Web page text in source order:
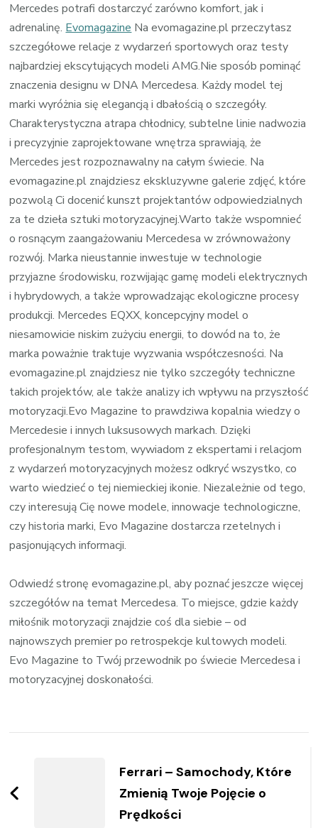
Mercedes potrafi dostarczyć zarówno komfort, jak i
adrenalinę. Evomagazine Na evomagazine.pl przeczytasz
szczegółowe relacje z wydarzeń sportowych oraz testy
najbardziej ekscytujących modeli AMG.Nie sposób pominąć
znaczenia designu w DNA Mercedesa. Każdy model tej
marki wyróżnia się elegancją i dbałością o szczegóły.
Charakterystyczna atrapa chłodnicy, subtelne linie nadwozia
i precyzyjnie zaprojektowane wnętrza sprawiają, że
Mercedes jest rozpoznawalny na całym świecie. Na
evomagazine.pl znajdziesz ekskluzywne galerie zdjęć, które
pozwolą Ci docenić kunszt projektantów odpowiedzialnych
za te dzieła sztuki motoryzacyjnej.Warto także wspomnieć
o rosnącym zaangażowaniu Mercedesa w zrównoważony
rozwój. Marka nieustannie inwestuje w technologie
przyjazne środowisku, rozwijając gamę modeli elektrycznych
i hybrydowych, a także wprowadzając ekologiczne procesy
produkcji. Mercedes EQXX, koncepcyjny model o
niesamowicie niskim zużyciu energii, to dowód na to, że
marka poważnie traktuje wyzwania współczesności. Na
evomagazine.pl znajdziesz nie tylko szczegóły techniczne
takich projektów, ale także analizy ich wpływu na przyszłość
motoryzacji.Evo Magazine to prawdziwa kopalnia wiedzy o
Mercedesie i innych luksusowych markach. Dzięki
profesjonalnym testom, wywiadom z ekspertami i relacjom
z wydarzeń motoryzacyjnych możesz odkryć wszystko, co
warto wiedzieć o tej niemieckiej ikonie. Niezależnie od tego,
czy interesują Cię nowe modele, innowacje technologiczne,
czy historia marki, Evo Magazine dostarcza rzetelnych i
pasjonujących informacji.
Odwiedź stronę evomagazine.pl, aby poznać jeszcze więcej
szczegółów na temat Mercedesa. To miejsce, gdzie każdy
miłośnik motoryzacji znajdzie coś dla siebie – od
najnowszych premier po retrospekcje kultowych modeli.
Evo Magazine to Twój przewodnik po świecie Mercedesa i
motoryzacyjnej doskonałości.
Ferrari – Samochody, Które
Zmienią Twoje Pojęcie o
Prędkości